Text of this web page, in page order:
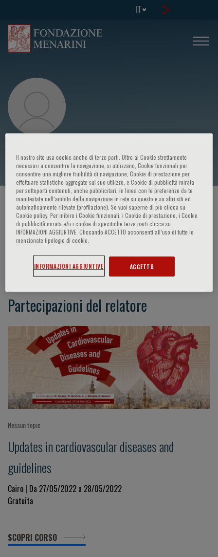
IT
Yacoub Magdy
HOME PAGE / CORSI ED EVENTI / RELATORE
Yacoub Magdy
Partecipazioni del relatore
Nessun topic
Updates in cardiovascular diseases and
guidelines
Cairo | Da 27/05/2022 a 28/05/2022
Gratuita
SCOPRI CORSO
Il nostro sito usa cookie anche di terze parti. Oltre ai Cookie strettamente
necessari a consentire la navigazione, si utilizzano, Cookie funzionali per
consentire una migliore fruibilità di navigazione, Cookie di prestazione per
effettuare statistiche aggregate sul suo utilizzo, e Cookie di pubblicità mirata
per sottoporti contenuti, anche pubblicitari, in linea con le preferenze da te
manifestate nell‘ambito della navigazione in rete su questo e su altri siti ed
automaticamente rilevate (profilazione). Se vuoi saperne di più clicca su
Cookie policy. Per inibire i Cookie funzionali, i Cookie di prestazione, i Cookie
di pubblicità mirata e/o i cookie di specifiche terze parti clicca su
INFORMAZIONI AGGIUNTIVE. Cliccando ACCETTO acconsenti all’uso di tutte le
menzionate tipologie di cookie.
INFORMAZIONI AGGIUNTIVE ACCETTO